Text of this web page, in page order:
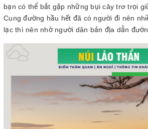
bạn có thể bắt gặp những bụi cây trơ trọi
Cung đường hầu hết đã có người đi nên
lạc thì nên nhờ người dân bản địa dẫn